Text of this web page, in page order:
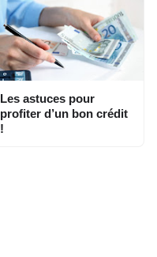
Les astuces pour
profiter d’un bon crédit
!